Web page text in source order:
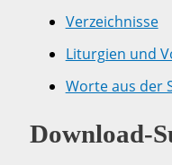
Verzeichnisse
Liturgien und
Worte aus der
Download-